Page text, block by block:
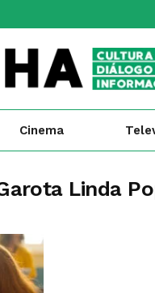
Cinema
Linda